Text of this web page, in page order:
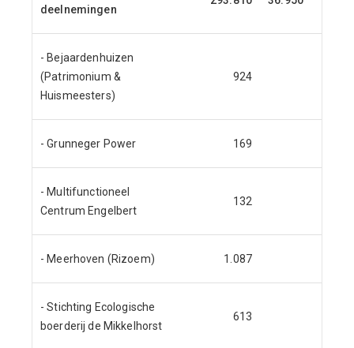
deelnemingen
- Bejaardenhuizen
(Patrimonium &
Huismeesters)
924
- Grunneger Power 169
- Multifunctioneel
Centrum Engelbert
132
- Meerhoven (Rizoem) 1.087
- Stichting Ecologische
boerderij de Mikkelhorst
613